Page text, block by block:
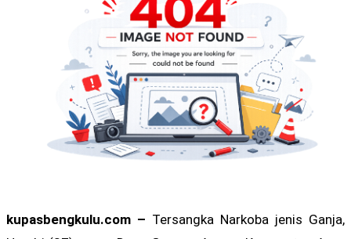
kupasbengkulu.com – Tersangka Narkoba jenis Ganja,